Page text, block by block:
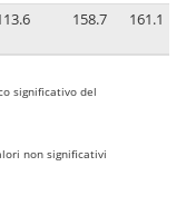
158.7 161.1
significativo del
non significativi